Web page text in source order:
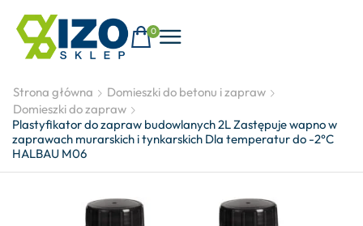
0
Strona główna
Domieszki do betonu i zapraw
Domieszki do zapraw
Plastyfikator do zapraw budowlanych 2L Zastępuje wapno w
zaprawach murarskich i tynkarskich Dla temperatur do -2°C
HALBAU M06